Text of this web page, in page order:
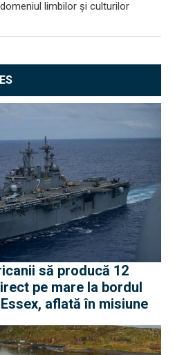
limbilor și culturilor
să producă 12
pe mare la bordul
aflată în misiune